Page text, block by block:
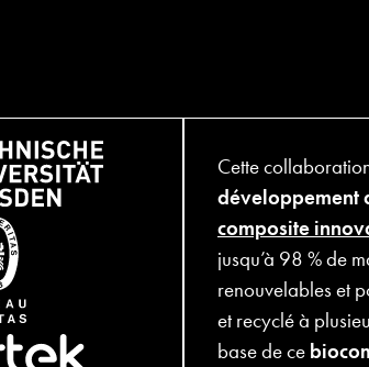
Cette
développement
composite
jusqu’à 98 % de
renouvelables et
et recyclé à
base de ce